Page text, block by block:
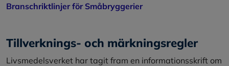
Branschriktlinjer för Småbryggerier
Tillverknings- och märkningsregler
Livsmedelsverket har tagit fram en informationsskrift om